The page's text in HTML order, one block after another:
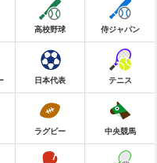
高校野球 侍ジャパン
日本代表 テニス
ラグビー 中央競馬